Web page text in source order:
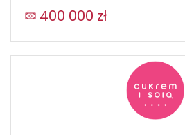
400 000 zł